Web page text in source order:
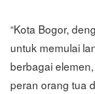
“Kota Bogor,
untuk memulai
berbagai
peran orang tua